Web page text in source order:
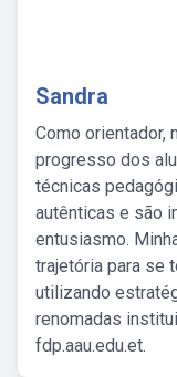
Sandra
Como orientador,
progresso dos
técnicas
autênticas e são
entusiasmo.
trajetória para se
utilizando
renomadas
fdp.aau.edu.et.